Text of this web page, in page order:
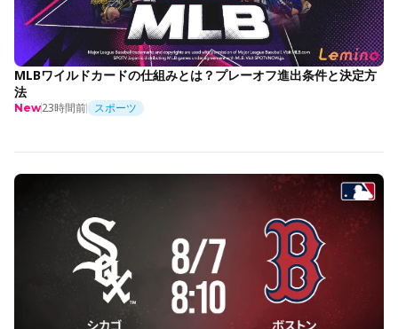
MLBワイルドカードの仕組みとは？プレーオフ進出条件と決定方
法
New23時間前 スポーツ